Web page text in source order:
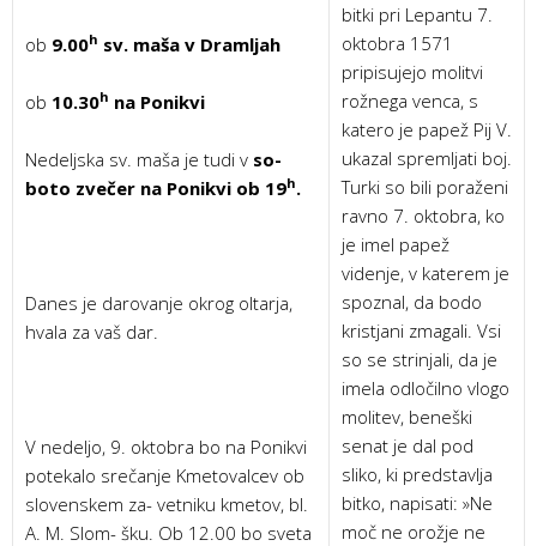
bitki pri Lepantu 7.
oktobra 1571
pripisujejo molitvi
rožnega venca, s
katero je papež Pij V.
ukazal spremljati boj.
Turki so bili poraženi
ravno 7. oktobra, ko
je imel papež
videnje, v katerem je
spoznal, da bodo
kristjani zmagali. Vsi
so se strinjali, da je
imela odločilno vlogo
molitev, beneški
senat je dal pod
sliko, ki predstavlja
bitko, napisati: »Ne
moč ne orožje ne
ob 9.00h sv. maša v Dramljah
ob 10.30h na Ponikvi
Nedeljska sv. maša je tudi v so-
boto zvečer na Ponikvi ob 19h.
Danes je darovanje okrog oltarja,
hvala za vaš dar.
V nedeljo, 9. oktobra bo na Ponikvi
potekalo srečanje Kmetovalcev ob
slovenskem za- vetniku kmetov, bl.
A. M. Slom- šku. Ob 12.00 bo sveta